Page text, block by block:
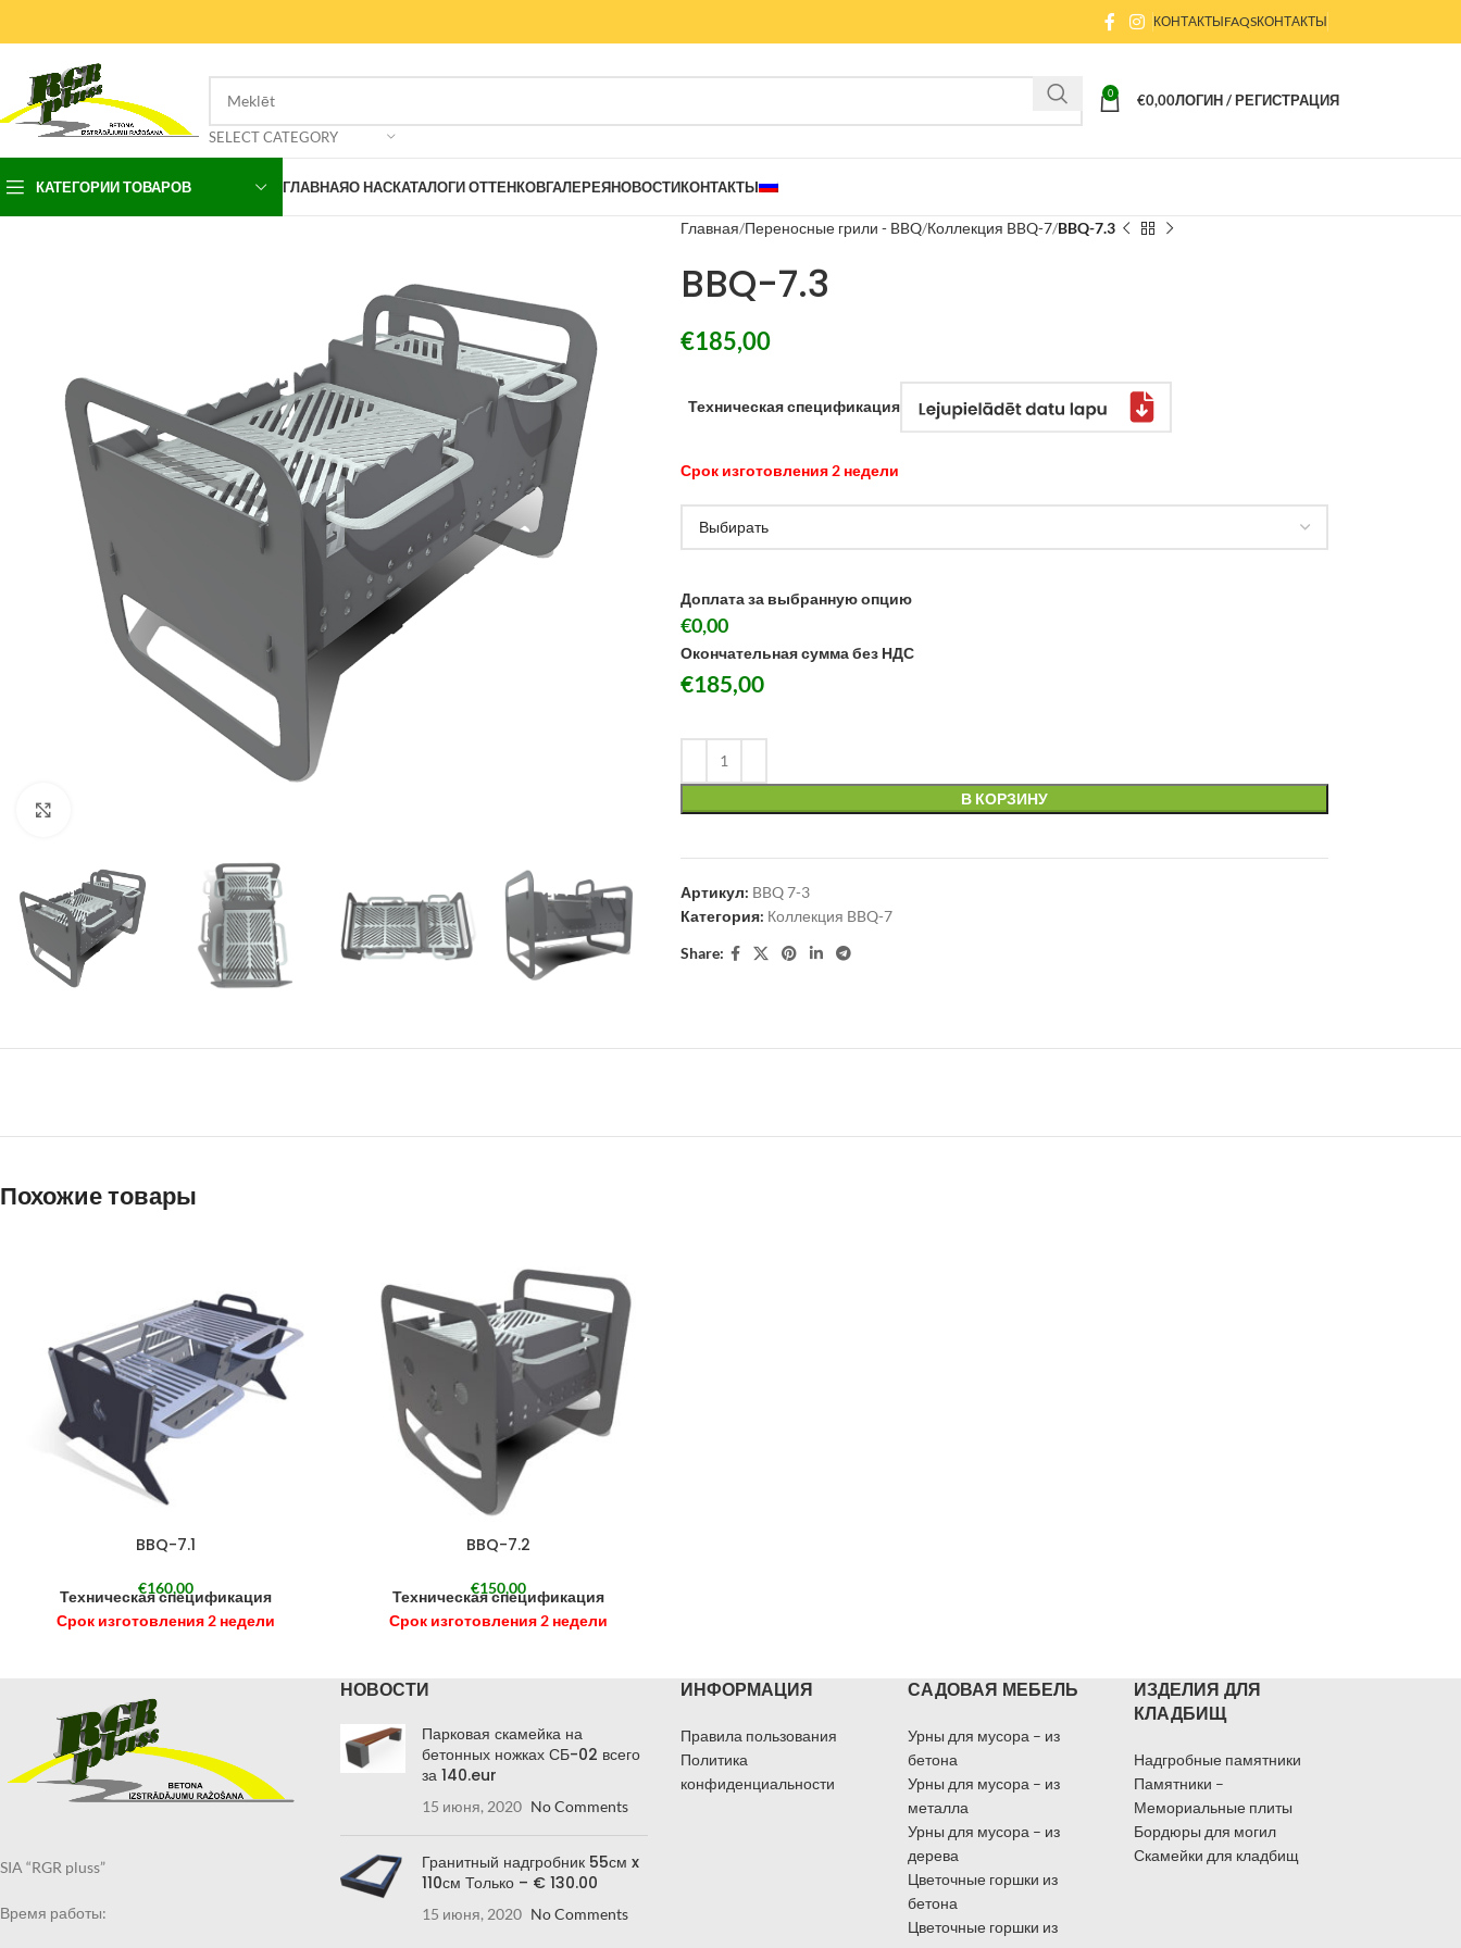
КОНТАКТЫFAQSКОНТАКТЫ
SELECT CATEGORY
0 €0,00ЛОГИН / РЕГИСТРАЦИЯ
КАТЕГОРИИ ТОВАРОВ ГЛАВНАЯО НАСКАТАЛОГИ ОТТЕНКОВГАЛЕРЕЯНОВОСТИКОНТАКТЫ
Главная Переносные грили - BBQ Коллекция BBQ-7 BBQ-7.3
BBQ-7.3
€185,00
Техническая спецификация
Срок изготовления 2 недели
Доплата за выбранную опцию
€0,00
Окончательная сумма без НДС
€185,00
В КОРЗИНУ
Артикул: BBQ 7-3
Категория: Коллекция BBQ-7
Share:
Похожие товары
BBQ-7.1
€160,00
Техническая спецификация
Срок изготовления 2 недели
BBQ-7.2
€150,00
Техническая спецификация
Срок изготовления 2 недели
SIA “RGR pluss”
Время работы:
НОВОСТИ
Парковая скамейка на
бетонных ножках СБ-02 всего
за 140.eur
15 июня, 2020 No Comments
Гранитный надгробник 55см x
110см Только – € 130.00
15 июня, 2020 No Comments
ИНФОРМАЦИЯ
Правила пользования
Политика
конфиденциальности
САДОВАЯ МЕБЕЛЬ
Урны для мусора – из
бетона
Урны для мусора – из
металла
Урны для мусора – из
дерева
Цветочные горшки из
бетона
Цветочные горшки из
ИЗДЕЛИЯ ДЛЯ
КЛАДБИЩ
Надгробные памятники
Памятники –
Мемориальные плиты
Бордюры для могил
Скамейки для кладбищ